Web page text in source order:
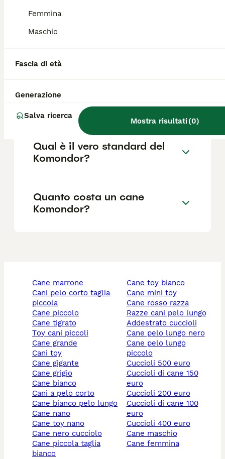
Femmina
Maschio
Fascia di età
Generazione
Salva ricerca
Mostra risultati(0)
Qual è il carattere del cane
allevamenti di Komondor in
Qual è il vero standard del
Komondor?
Quanto costa un cane
Komondor?
cane marrone
cani pelo corto taglia
piccola
cane piccolo
cane tigrato
toy cani piccoli
cane grande
cani toy
cane gigante
cane grigio
cane bianco
cani a pelo corto
cane bianco pelo lungo
cane nano
cane toy nano
cane nero cucciolo
cane piccola taglia
bianco
cane toy bianco
cane mini toy
cane rosso razza
razze cani pelo lungo
addestrato cuccioli
cane pelo lungo nero
cane pelo lungo
piccolo
cuccioli 500 euro
cuccioli di cane 150
euro
cuccioli 200 euro
cuccioli di cane 100
euro
cuccioli 400 euro
cane maschio
cane femmina